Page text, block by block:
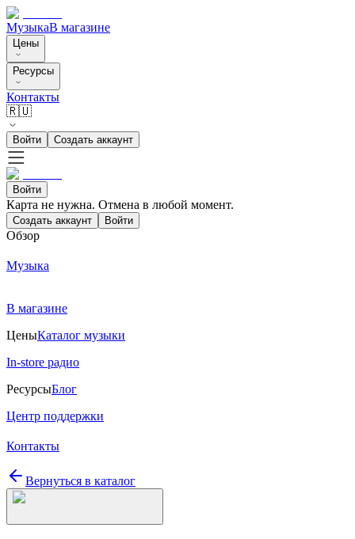
МузыкаВ магазине
Цены
Ресурсы
Контакты
🇷🇺
Войти Создать аккаунт
Войти
Карта не нужна. Отмена в любой момент.
Создать аккаунт Войти
Обзор
Музыка
В магазине
ЦеныКаталог музыки
In-store радио
РесурсыБлог
Центр поддержки
Контакты
Вернуться в каталог